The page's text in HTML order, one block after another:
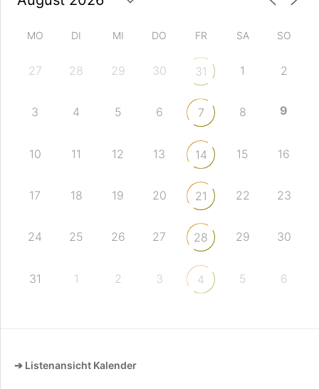
MO DI MI DO FR SA SO
27 28 29 30 31 1 2
3 4 5 6 7 8 9
10 11 12 13 14 15 16
17 18 19 20 21 22 23
24 25 26 27 28 29 30
31 1 2 3 4 5 6
➔ Listenansicht Kalender